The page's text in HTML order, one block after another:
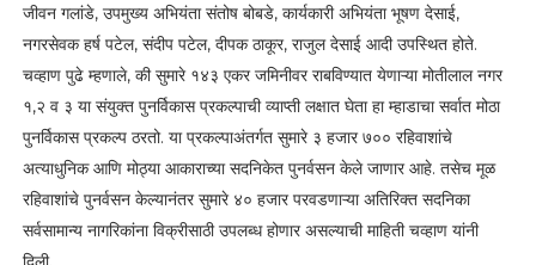
जीवन गलांडे, उपमुख्य अभियंता संतोष बोबडे, कार्यकारी अभियंता भूषण देसाई,
नगरसेवक हर्ष पटेल, संदीप पटेल, दीपक ठाकूर, राजुल देसाई आदी उपस्थित होते.
चव्हाण पुढे म्हणाले, की सुमारे १४३ एकर जमिनीवर राबविण्यात येणाऱ्या मोतीलाल नगर
१,२ व ३ या संयुक्त पुनर्विकास प्रकल्पाची व्याप्ती लक्षात घेता हा म्हाडाचा सर्वात मोठा
पुनर्विकास प्रकल्प ठरतो. या प्रकल्पाअंतर्गत सुमारे ३ हजार ७०० रहिवाशांचे
अत्याधुनिक आणि मोठ्या आकाराच्या सदनिकेत पुनर्वसन केले जाणार आहे. तसेच मूळ
रहिवाशांचे पुनर्वसन केल्यानंतर सुमारे ४० हजार परवडणाऱ्या अतिरिक्त सदनिका
सर्वसामान्य नागरिकांना विक्रीसाठी उपलब्ध होणार असल्याची माहिती चव्हाण यांनी